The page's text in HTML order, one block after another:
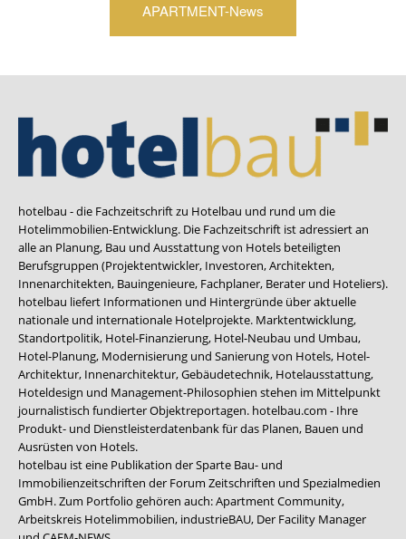
APARTMENT-News
hotelbau - die Fachzeitschrift zu Hotelbau und rund um die
Hotelimmobilien-Entwicklung. Die Fachzeitschrift ist adressiert an
alle an Planung, Bau und Ausstattung von Hotels beteiligten
Berufsgruppen (Projektentwickler, Investoren, Architekten,
Innenarchitekten, Bauingenieure, Fachplaner, Berater und Hoteliers).
hotelbau liefert Informationen und Hintergründe über aktuelle
nationale und internationale Hotelprojekte. Marktentwicklung,
Standortpolitik, Hotel-Finanzierung, Hotel-Neubau und Umbau,
Hotel-Planung, Modernisierung und Sanierung von Hotels, Hotel-
Architektur, Innenarchitektur, Gebäudetechnik, Hotelausstattung,
Hoteldesign und Management-Philosophien stehen im Mittelpunkt
journalistisch fundierter Objektreportagen. hotelbau.com - Ihre
Produkt- und Dienstleisterdatenbank für das Planen, Bauen und
Ausrüsten von Hotels.
hotelbau ist eine Publikation der Sparte Bau- und
Immobilienzeitschriften der Forum Zeitschriften und Spezialmedien
GmbH. Zum Portfolio gehören auch:Apartment Community,
Arbeitskreis Hotelimmobilien, industrieBAU, Der Facility Manager